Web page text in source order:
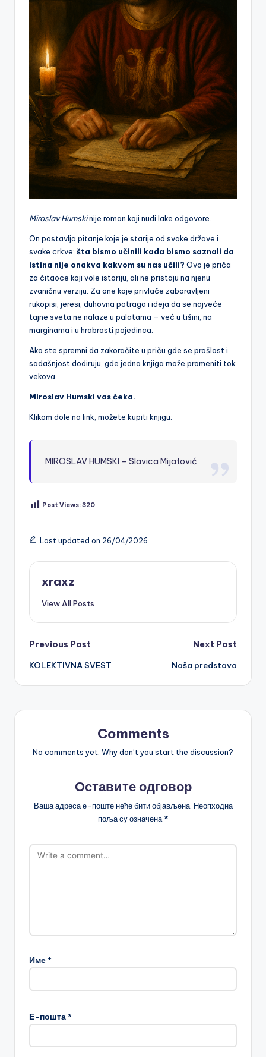
Miroslav Humskinije roman koji nudi lake odgovore.
On postavlja pitanje koje je starije od svake države i
svake crkve: šta bismo učinili kada bismo saznali da
istina nije onakva kakvom su nas učili? Ovo je priča
za čitaoce koji vole istoriju, ali ne pristaju na njenu
zvaničnu verziju. Za one koje privlače zaboravljeni
rukopisi, jeresi, duhovna potraga i ideja da se najveće
tajne sveta ne nalaze u palatama – već u tišini, na
marginama i u hrabrosti pojedinca.
Ako ste spremni da zakoračite u priču gde se prošlost i
sadašnjost dodiruju, gde jedna knjiga može promeniti tok
vekova.
Miroslav Humski vas čeka.
Klikom dole na link, možete kupiti knjigu:
MIROSLAV HUMSKI – Slavica Mijatović
Post Views:320
Last updated on 26/04/2026
xraxz
View All Posts
Post
navigation
Previous Post
KOLEKTIVNA SVEST
Next Post
Naša predstava
Comments
No comments yet. Why don’t you start the discussion?
Оставите одговор
Ваша адреса е-поште неће бити објављена. Неопходна
поља су означена *
Име*
Е-пошта*